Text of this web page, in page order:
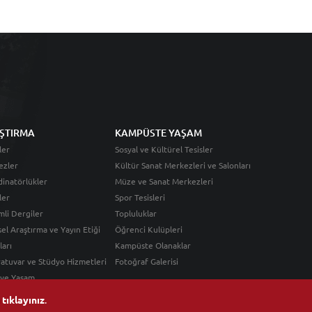
tıklayınız.
Dergiler
Araştırma ve Yayın Etiği
ve Stüdyo Hizmetleri
Yaşam
KAMPÜSTE YAŞAM
Sosyal ve Kültürel Tesisler
Kültür Sanat Merkezleri ve Salonları
Müze ve Sanat Merkezleri
Spor Tesisleri
Topluluklar
Öğrenci Kulüpleri
Kampüste Olanaklar
Fotoğraf Galerisi